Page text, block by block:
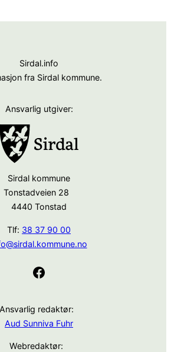
Sirdal.info
fra Sirdal kommune.
Ansvarlig utgiver:
Sirdal kommune
Tonstadveien 28
4440 Tonstad
Tlf: 38 37 90 00
Facebook
Ansvarlig redaktør:
Aud Sunniva Fuhr
Webredaktør: